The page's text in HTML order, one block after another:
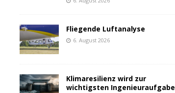
Fliegende Luftanalyse
6. August 2026
Klimaresilienz wird zur
wichtigsten Ingenieuraufgabe